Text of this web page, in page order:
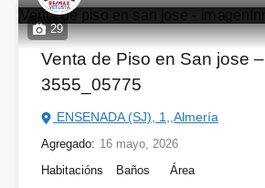
29
Venta de Piso en San jose –
3555_05775
ENSENADA (SJ), 1,,Almería
Agregado: 16 mayo, 2026
Habitacións
Baños Área